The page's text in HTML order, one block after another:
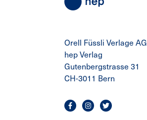
Orell Füssli Verlage AG
hep Verlag
Gutenbergstrasse 31
CH-3011 Bern